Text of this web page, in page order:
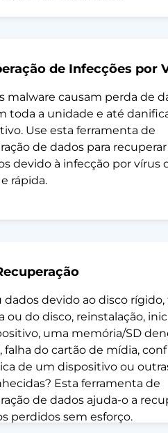
de Infecções por
malware causam perda de
toda a unidade e até
Use esta ferramenta de
de dados para
devido à infecção por vírus
rápida.
dados devido ao disco rígido,
ou do disco, reinstalação,
uma memória/SD
falha do cartão de mídia,
de um dispositivo ou
Esta ferramenta de
de dados ajuda-o a
perdidos sem esforço.